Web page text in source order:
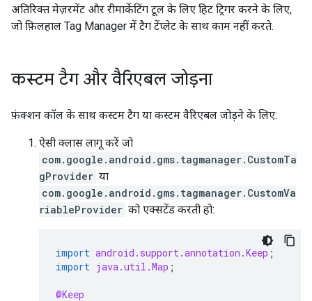
अतिरिक्त मेज़रमेंट और रीमार्केटिंग टूल के लिए हिट ट्रिगर करने के लिए,
जो फ़िलहाल Tag Manager में टैग टेंप्लेट के साथ काम नहीं करते.
कस्टम टैग और वैरिएबल जोड़ना
फ़ंक्शन कॉल के साथ कस्टम टैग या कस्टम वैरिएबल जोड़ने के लिए:
ऐसी क्लास लागू करें जो
com.google.android.gms.tagmanager.CustomTa
gProvider या
com.google.android.gms.tagmanager.CustomVa
riableProvider को एक्सटेंड करती हो:
import android.support.annotation.Keep ;
import java.util.Map ;
@Keep